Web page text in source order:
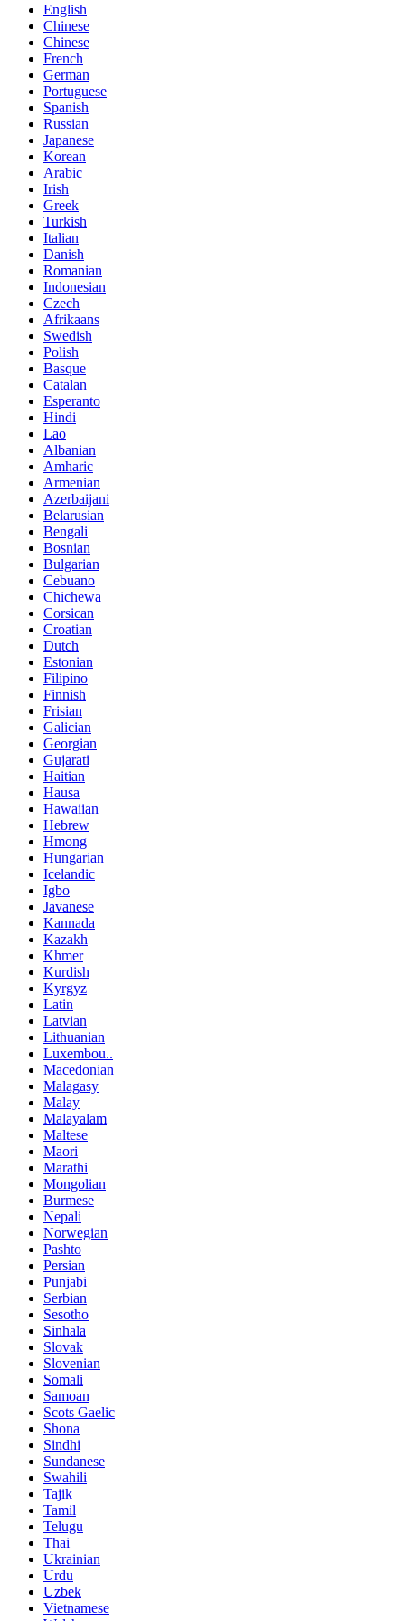
English
Chinese
Chinese
French
German
Portuguese
Spanish
Russian
Japanese
Korean
Arabic
Irish
Greek
Turkish
Italian
Danish
Romanian
Indonesian
Czech
Afrikaans
Swedish
Polish
Basque
Catalan
Esperanto
Hindi
Lao
Albanian
Amharic
Armenian
Azerbaijani
Belarusian
Bengali
Bosnian
Bulgarian
Cebuano
Chichewa
Corsican
Croatian
Dutch
Estonian
Filipino
Finnish
Frisian
Galician
Georgian
Gujarati
Haitian
Hausa
Hawaiian
Hebrew
Hmong
Hungarian
Icelandic
Igbo
Javanese
Kannada
Kazakh
Khmer
Kurdish
Kyrgyz
Latin
Latvian
Lithuanian
Luxembou..
Macedonian
Malagasy
Malay
Malayalam
Maltese
Maori
Marathi
Mongolian
Burmese
Nepali
Norwegian
Pashto
Persian
Punjabi
Serbian
Sesotho
Sinhala
Slovak
Slovenian
Somali
Samoan
Scots Gaelic
Shona
Sindhi
Sundanese
Swahili
Tajik
Tamil
Telugu
Thai
Ukrainian
Urdu
Uzbek
Vietnamese